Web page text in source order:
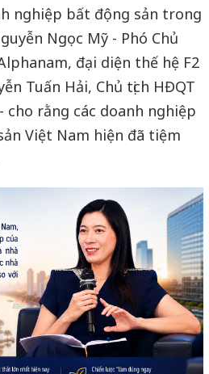
nghiệp bất động sản trong
Ngọc Mỹ - Phó Chủ
đại diện thế hệ F2
Tuấn Hải, Chủ tịch HĐQT
cho rằng các doanh nghiệp
Việt Nam hiện đã tiệm